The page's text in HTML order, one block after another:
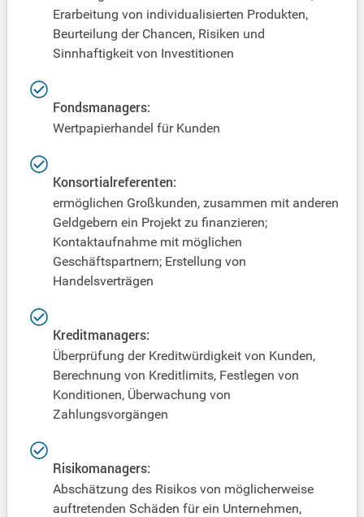
Erarbeitung von individualisierten Produkten,
Beurteilung der Chancen, Risiken und
Sinnhaftigkeit von Investitionen
Fondsmanagers:
Wertpapierhandel für Kunden
Konsortialreferenten:
ermöglichen Großkunden, zusammen mit anderen
Geldgebern ein Projekt zu finanzieren;
Kontaktaufnahme mit möglichen
Geschäftspartnern; Erstellung von
Handelsverträgen
Kreditmanagers:
Überprüfung der Kreditwürdigkeit von Kunden,
Berechnung von Kreditlimits, Festlegen von
Konditionen, Überwachung von
Zahlungsvorgängen
Risikomanagers:
Abschätzung des Risikos von möglicherweise
auftretenden Schäden für ein Unternehmen,